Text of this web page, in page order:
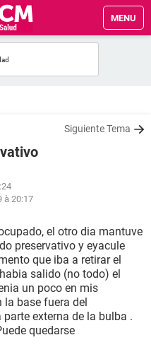
MENU
Siguiente Tema
à 20:17
el otro dia mantuve
preservativo y eyacule
que iba a retirar el
salido (no todo) el
un poco en mis
la base fuera del
externa de la bulba .
quedarse